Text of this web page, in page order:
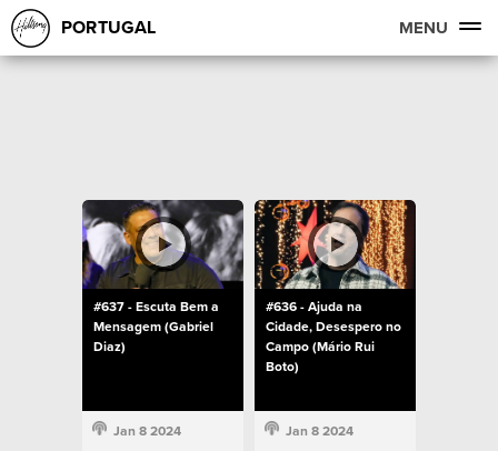
PORTUGAL MENU
#637 - Escuta Bem a
Mensagem (Gabriel
Diaz)
Jan 8 2024
#636 - Ajuda na
Cidade, Desespero no
Campo (Mário Rui
Boto)
Jan 8 2024